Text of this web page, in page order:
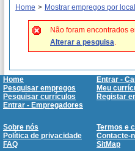
Home > Mostrar empregos por
Não foram encontrados
Alterar a pesquisa.
Home
Entrar -
Pesquisar empregos
Meu
Pesquisar currículos
Registar
Entrar - Empregadores
Sobre nós
Termos e
Política de privacidade
Contacte-
FAQ
SitMap